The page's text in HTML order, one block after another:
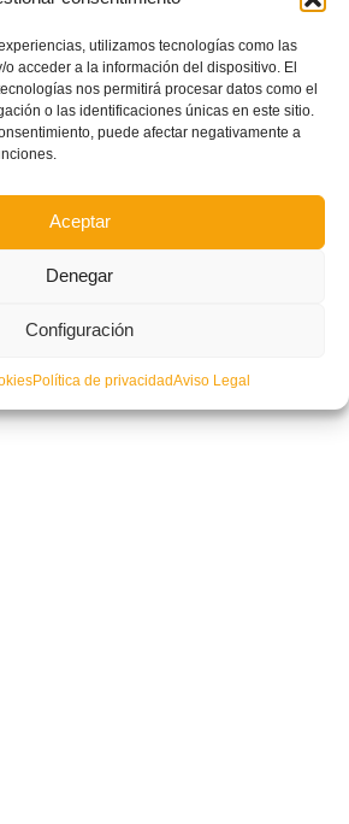
utilizamos tecnologías como las
acceder a la información del dispositivo. El
nos permitirá procesar datos como el
o las identificaciones únicas en este sitio.
puede afectar negativamente a
Aceptar
Denegar
Configuración
Política de privacidadAviso Legal
CF se encomienda a Mestalla